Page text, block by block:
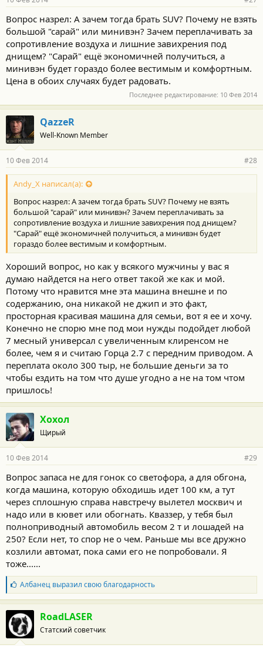
Вопрос назрел: А зачем тогда брать SUV? Почему не взять
большой "сарай" или минивэн? Зачем переплачивать за
сопротивление воздуха и лишние завихрения под
днищем? "Сарай" ещё экономичней получиться, а
минивэн будет гораздо более вестимым и комфортным.
Цена в обоих случаях будет радовать.
Последнее редактирование: 10 Фев 2014
QazzeR
Well-Known Member
10 Фев 2014 #28
Andy_X написал(а):
Вопрос назрел: А зачем тогда брать SUV? Почему не взять
большой "сарай" или минивэн? Зачем переплачивать за
сопротивление воздуха и лишние завихрения под днищем?
"Сарай" ещё экономичней получиться, а минивэн будет
гораздо более вестимым и комфортным.
Хороший вопрос, но как у всякого мужчины у вас я
думаю найдется на него ответ такой же как и мой.
Потому что нравится мне эта машина внешне и по
содержанию, она никакой не джип и это факт,
просторная красивая машина для семьи, вот я ее и хочу.
Конечно не спорю мне под мои нужды подойдет любой
7 месный универсал с увеличенным клиренсом не
более, чем я и считаю Горца 2.7 с передним приводом. А
переплата около 300 тыр, не большие деньги за то
чтобы ездить на том что душе угодно а не на том чтом
пришлось!
Хохол
Щирый
10 Фев 2014 #29
Вопрос запаса не для гонок со светофора, а для обгона,
когда машина, которую обходишь идет 100 км, а тут
через сплошную справа навстречу вылетел москвич и
надо или в кювет или обогнать. Кваззер, у тебя был
полноприводный автомобиль весом 2 т и лошадей на
250? Если нет, то спор не о чем. Раньше мы все дружно
козлили автомат, пока сами его не попробовали. Я
тоже......
Б
л
а
г
о
д
а
Албанецвыразил свою благодарность
RoadLASER
Статский советчик